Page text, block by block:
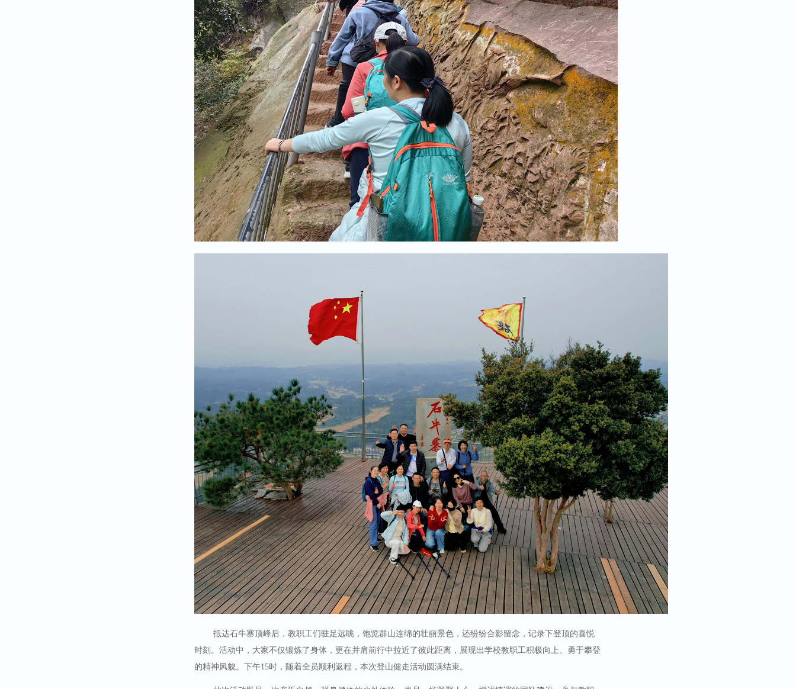
抵达石牛寨顶峰后，教职工们驻足远眺，饱览群山连绵的壮丽景色，还纷纷合影留念，记录下登顶的喜悦
时刻。活动中，大家不仅锻炼了身体，更在并肩前行中拉近了彼此距离，展现出学校教职工积极向上、勇于攀登
的精神风貌。下午15时，随着全员顺利返程，本次登山健走活动圆满结束。